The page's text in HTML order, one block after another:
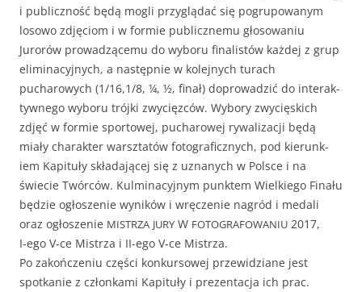
i pub­liczność będą mogli przyglą­dać się pogrupowanym
losowo zdję­ciom i w formie pub­liczne­mu głosowa­niu
Jurorów prowadzące­mu do wyboru final­istów każdej z grup
elim­i­na­cyjnych, a następ­nie w kole­jnych turach
pucharowych (1/16,1/8, ¼, ½, finał) doprowadz­ić do inter­ak­
ty­wnego wyboru trój­ki zwycięzców. Wybo­ry zwycięs­kich
zdjęć w formie sportowej, pucharowej rywal­iza­cji będą
miały charak­ter warsz­tatów fotograficznych, pod kierunk­
iem Kapituły składa­jącej się z uznanych w Polsce i na
świecie Twór­ców. Kul­mi­na­cyjnym punk­tem Wielkiego Finału
będzie ogłosze­nie wyników i wręcze­nie nagród i medali
oraz ogłosze­nie MISTRZA JURY W FOTOGRAFOWANIU 2017,
I‑ego V‑ce Mis­trza i II-ego V‑ce Mistrza.
Po zakończe­niu częś­ci konkur­sowej przewidziane jest
spotkanie z członka­mi Kapituły i prezen­tac­ja ich prac.